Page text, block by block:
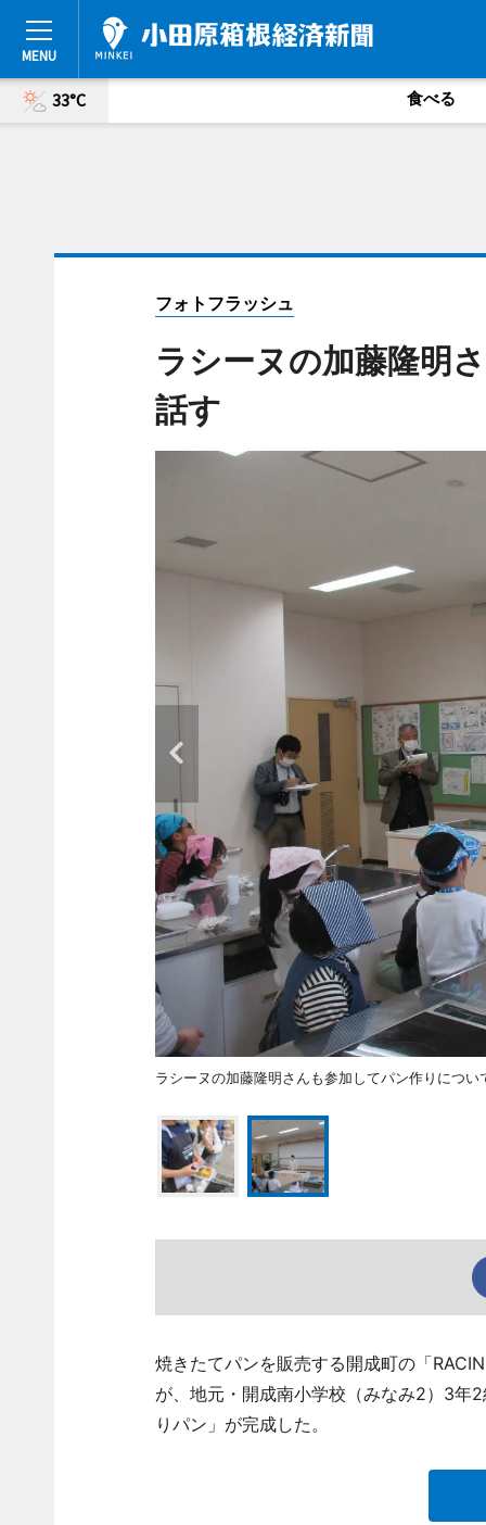
33°C 食べる
フォトフラッシュ
ラシーヌの加藤隆明
話す
ラシーヌの加藤隆明さんも参加してパン作りについ
焼きたてパンを販売する開成町の「
が、地元・開成南小学校（みなみ2）3年
りパン」が完成した。